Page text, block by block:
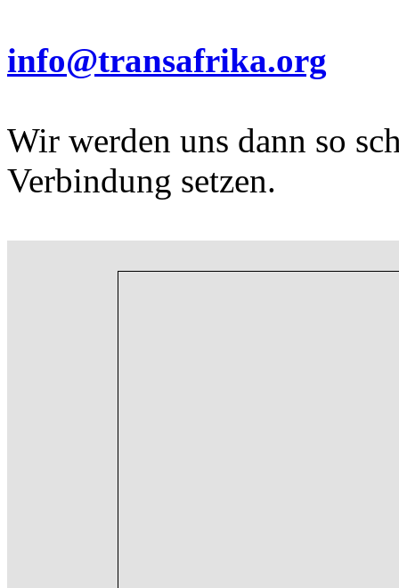
info@transafrika.org
Wir werden uns dann so
Verbindung setzen.